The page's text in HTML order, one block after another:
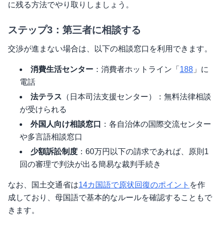
に残る方法でやり取りしましょう。
ステップ3：第三者に相談する
交渉が進まない場合は、以下の相談窓口を利用できます。
消費生活センター ：消費者ホットライン「 188 」に
電話
法テラス （日本司法支援センター）：無料法律相談
が受けられる
外国人向け相談窓口
：各自治体の国際交流センター
や多言語相談窓口
少額訴訟制度 ：60万円以下の請求であれば、原則1
回の審理で判決が出る簡易な裁判手続き
なお、国土交通省は14カ国語で原状回復のポイント を作
成しており、母国語で基本的なルールを確認することもで
きます。